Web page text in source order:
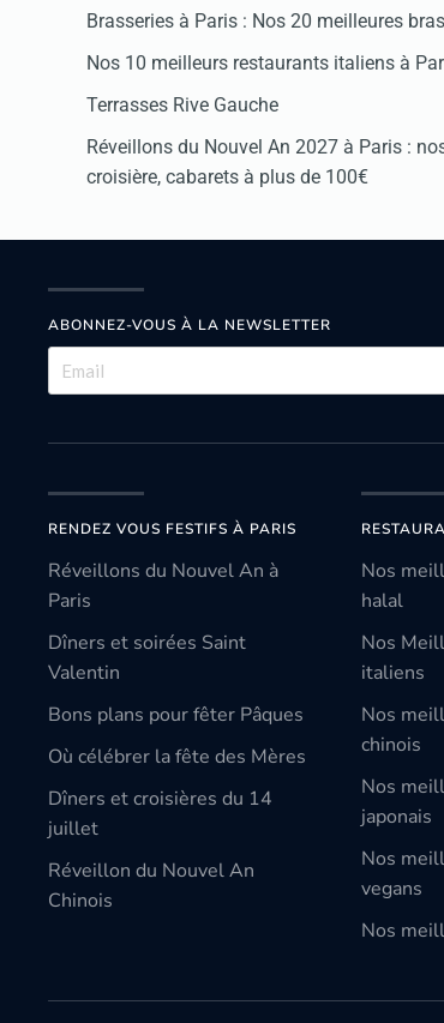
Brasseries à Paris : Nos 20 meilleures
Nos 10 meilleurs restaurants italiens à
Terrasses Rive Gauche
Réveillons du Nouvel An 2027 à Paris :
croisière, cabarets à plus de 100€
ABONNEZ-VOUS À LA NEWSLETTER
RENDEZ VOUS FESTIFS À PARIS
Réveillons du Nouvel An à
Paris
Dîners et soirées Saint
Valentin
Bons plans pour fêter Pâques
Où célébrer la fête des Mères
Dîners et croisières du 14
juillet
Réveillon du Nouvel An
Chinois
Nos
halal
Nos
italiens
Nos
chinois
Nos
japonais
Nos
vegans
Nos